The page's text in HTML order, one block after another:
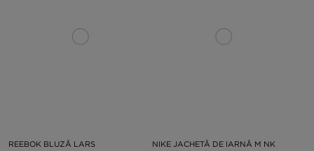
REEBOK BLUZĂ LARS
NIKE JACHETĂ DE IARNĂ M NK